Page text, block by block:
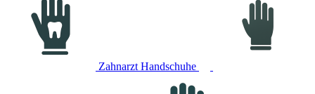
Zahnarzt Handschuhe